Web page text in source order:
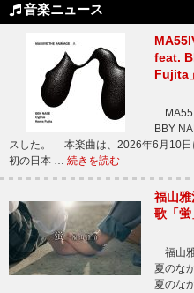
音楽ニュース
feat.
Fujita
BBY
スした。 本楽曲は、2026年6月10日
初の日本 … 続きを読む
福山
歌「蛍
福山
夏のな
夏のな